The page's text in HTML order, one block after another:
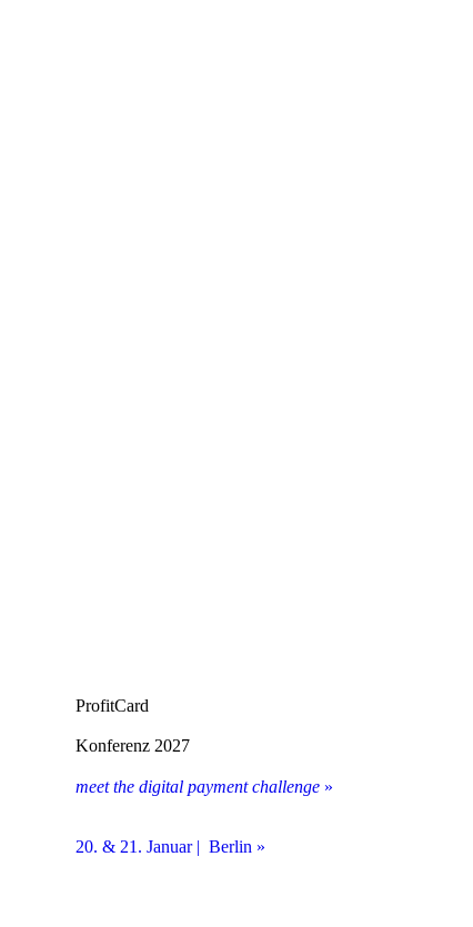
ProfitCard
Konferenz 2027
meet the digital payment challenge »
20. & 21. Januar | Berlin »